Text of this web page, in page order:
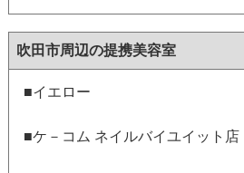
吹田市周辺の提携美容室
■イエロー
■ケ－コム ネイルバイユイット店